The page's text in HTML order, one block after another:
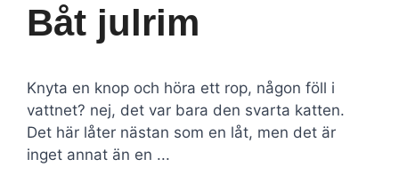
Båt julrim
Knyta en knop och höra ett rop, någon föll i
vattnet? nej, det var bara den svarta katten.
Det här låter nästan som en låt, men det är
inget annat än en ...